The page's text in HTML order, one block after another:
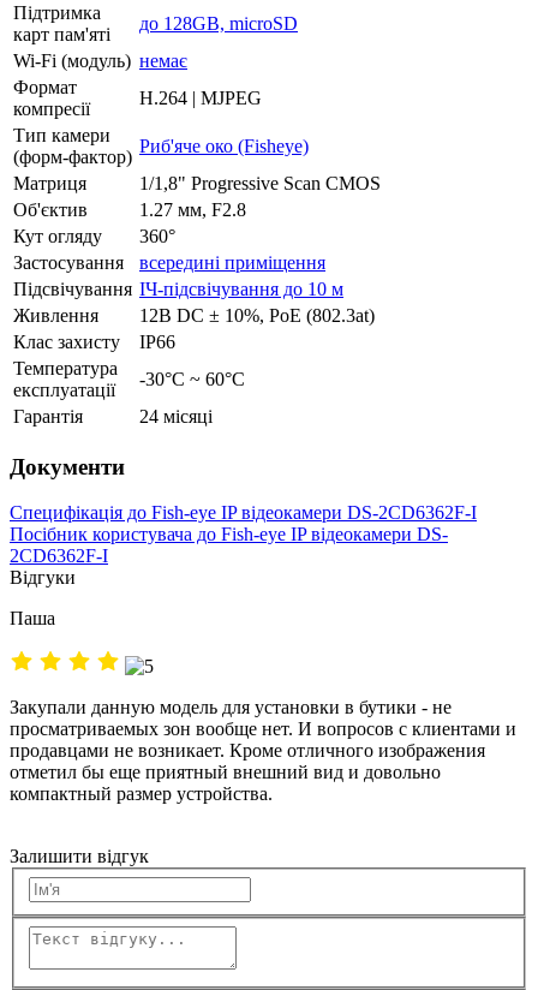
Підтримка
карт пам'яті
до 128GB, microSD
Wi-Fi (модуль) немає
Формат
компресії
H.264 | MJPEG
Тип камери
(форм-фактор)
Риб'яче око (Fisheye)
Матриця
1/1,8" Progressive Scan CMOS
Об'єктив
1.27 мм, F2.8
Кут огляду
360°
Застосування
всередині приміщення
Підсвічування ІЧ-підсвічування до 10 м
Живлення
12В DC ± 10%, РоЕ (802.3at)
Клас захисту
IP66
Температура
експлуатації
-30°C ~ 60°C
Гарантія
24 місяці
Документи
Специфікація до Fish-eye IP відеокамери DS-2CD6362F-I
Посібник користувача до Fish-eye IP відеокамери DS-
2CD6362F-I
Відгуки
Паша
Закупали данную модель для установки в бутики - не
просматриваемых зон вообще нет. И вопросов с клиентами и
продавцами не возникает. Кроме отличного изображения
отметил бы еще приятный внешний вид и довольно
компактный размер устройства.
Залишити відгук